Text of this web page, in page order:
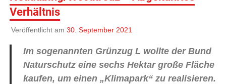
Verhältnis
Veröffentlicht am 30. September 2021
Im sogenannten Grünzug L wollte der Bund
Naturschutz eine sechs Hektar große Fläche
kaufen, um einen „Klimapark“ zu realisieren.